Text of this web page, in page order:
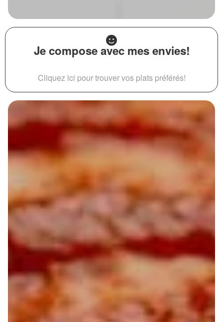
Je compose avec mes envies!
Cliquez ici pour trouver vos plats préférés!